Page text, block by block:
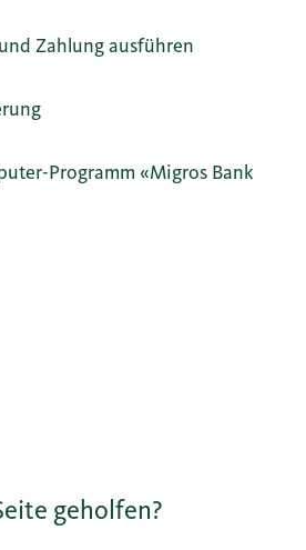
Zahlung ausführen
Programm «Migros Bank
geholfen?